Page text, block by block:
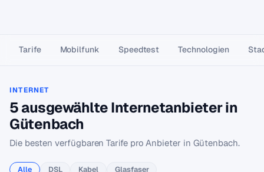
Tarife Mobilfunk Speedtest Technologien
INTERNET
5 ausgewählte Internetanbieter in
Gütenbach
Die besten verfügbaren Tarife pro Anbieter in Gütenbach.
Alle DSL Kabel Glasfaser